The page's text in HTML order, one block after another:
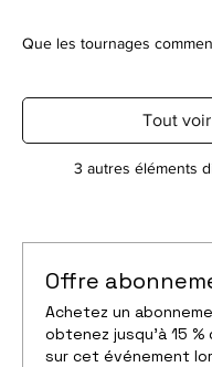
Que les tournages
3 autres éléments
Tout voir
Offre
Achetez un
obtenez jusqu'à 15
sur cet événement